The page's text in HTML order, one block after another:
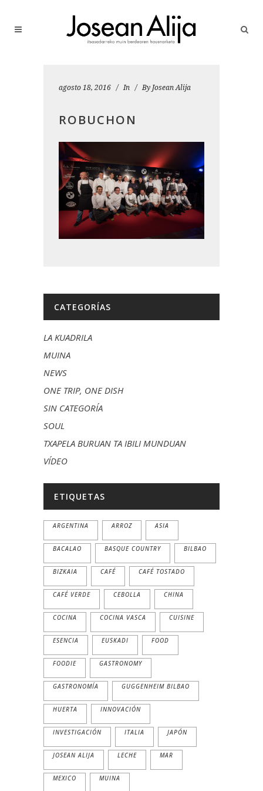
agosto 18, 2016 In By Josean Alija
ROBUCHON
CATEGORÍAS
LA KUADRILA
MUINA
NEWS
ONE TRIP, ONE DISH
SIN CATEGORÍA
SOUL
TXAPELA BURUAN TA IBILI MUNDUAN
VÍDEO
ETIQUETAS
ARGENTINA ARROZ ASIA
BACALAO BASQUE COUNTRY BILBAO
BIZKAIA CAFÉ CAFÉ TOSTADO
CAFÉ VERDE CEBOLLA CHINA
COCINA COCINA VASCA CUISINE
ESENCIA EUSKADI FOOD
FOODIE GASTRONOMY
GASTRONOMÍA GUGGENHEIM BILBAO
HUERTA INNOVACIÓN
INVESTIGACIÓN ITALIA JAPÓN
JOSEAN ALIJA LECHE MAR
MEXICO MUINA